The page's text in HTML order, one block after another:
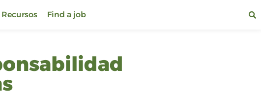
Recursos Find a job